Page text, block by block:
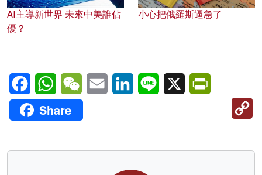
AI主導新世界 未來中美誰佔
優？
小心把俄羅斯逼急了
FacebookWhatsAppWeChatEmail LinkedInLine X
Share